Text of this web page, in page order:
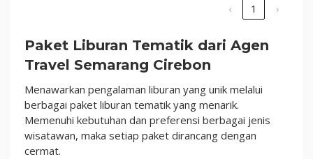
‹ 1 ›
Paket Liburan Tematik dari Agen
Travel Semarang Cirebon
Menawarkan pengalaman liburan yang unik melalui
berbagai paket liburan tematik yang menarik.
Memenuhi kebutuhan dan preferensi berbagai jenis
wisatawan, maka setiap paket dirancang dengan
cermat.